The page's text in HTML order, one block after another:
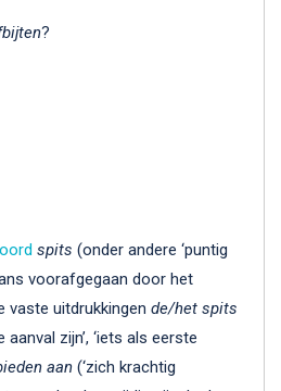
?
spits (onder andere ‘puntig
voorafgegaan door het
vaste uitdrukkingen de/het spits
aanval zijn’, ‘iets als eerste
aan (‘zich krachtig